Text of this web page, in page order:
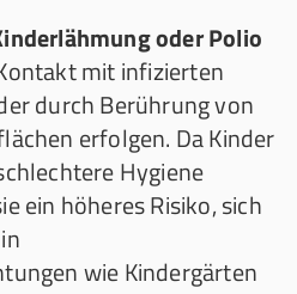
oder Polio
mit infizierten
durch Berührung von
erfolgen. Da Kinder
Hygiene
ein höheres Risiko, sich
wie Kindergärten